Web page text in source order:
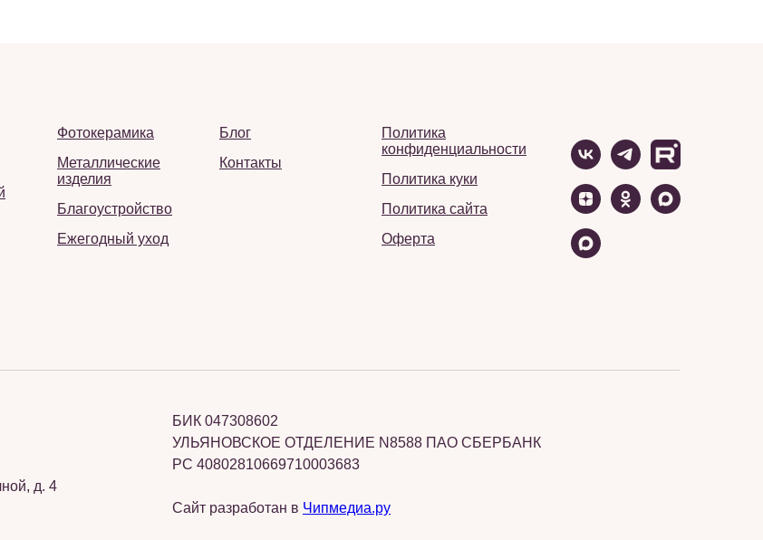
Фотокерамика
Металлические
изделия
Благоустройство
Ежегодный уход
Блог
Контакты
Политика
конфиденциальности
Политика куки
Политика сайта
Оферта
д. 4
БИК 047308602
УЛЬЯНОВСКОЕ ОТДЕЛЕНИЕ N8588 ПАО СБЕРБАНК
РС 40802810669710003683
Сайт разработан в Чипмедиа.ру